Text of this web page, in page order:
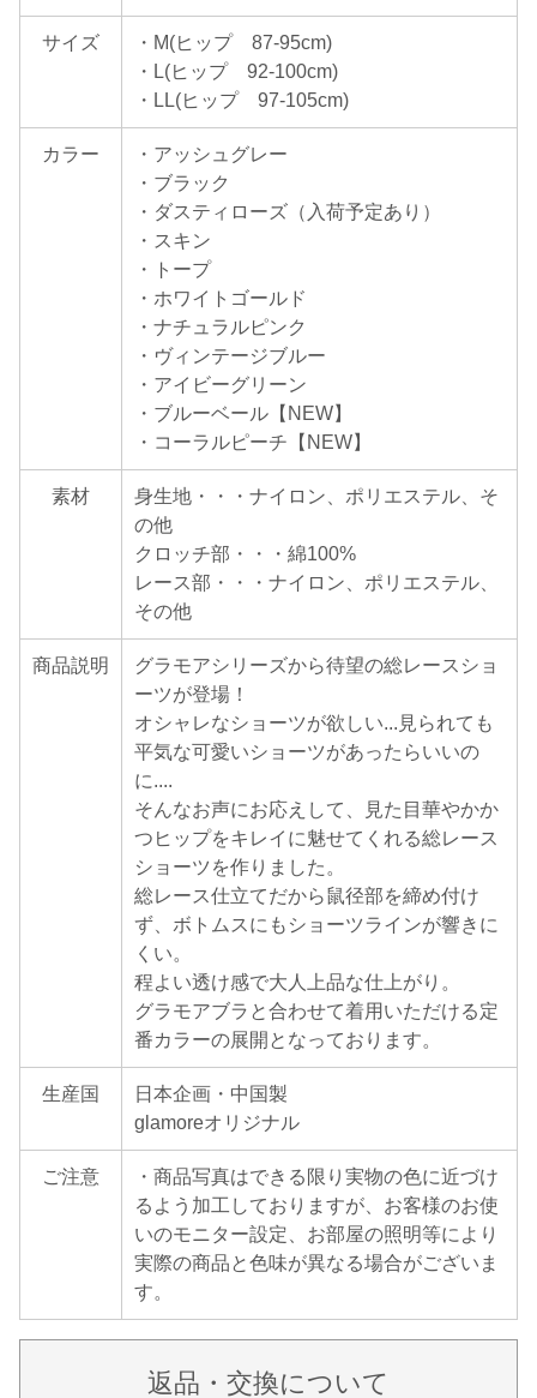
サイズ
・M(ヒップ 87-95cm)
・L(ヒップ 92-100cm)
・LL(ヒップ 97-105cm)
カラー
・アッシュグレー
・ブラック
・ダスティローズ（入荷予定あり）
・スキン
・トープ
・ホワイトゴールド
・ナチュラルピンク
・ヴィンテージブルー
・アイビーグリーン
・ブルーベール【NEW】
・コーラルピーチ【NEW】
素材
身生地・・・ナイロン、ポリエステル、そ
の他
クロッチ部・・・綿100%
レース部・・・ナイロン、ポリエステル、
その他
商品説明
グラモアシリーズから待望の総レースショ
ーツが登場！
オシャレなショーツが欲しい...見られても
平気な可愛いショーツがあったらいいの
に....
そんなお声にお応えして、見た目華やかか
つヒップをキレイに魅せてくれる総レース
ショーツを作りました。
総レース仕立てだから鼠径部を締め付け
ず、ボトムスにもショーツラインが響きに
くい。
程よい透け感で大人上品な仕上がり。
グラモアブラと合わせて着用いただける定
番カラーの展開となっております。
生産国
日本企画・中国製
glamoreオリジナル
ご注意
・商品写真はできる限り実物の色に近づけ
るよう加工しておりますが、お客様のお使
いのモニター設定、お部屋の照明等により
実際の商品と色味が異なる場合がございま
す。
返品・交換について